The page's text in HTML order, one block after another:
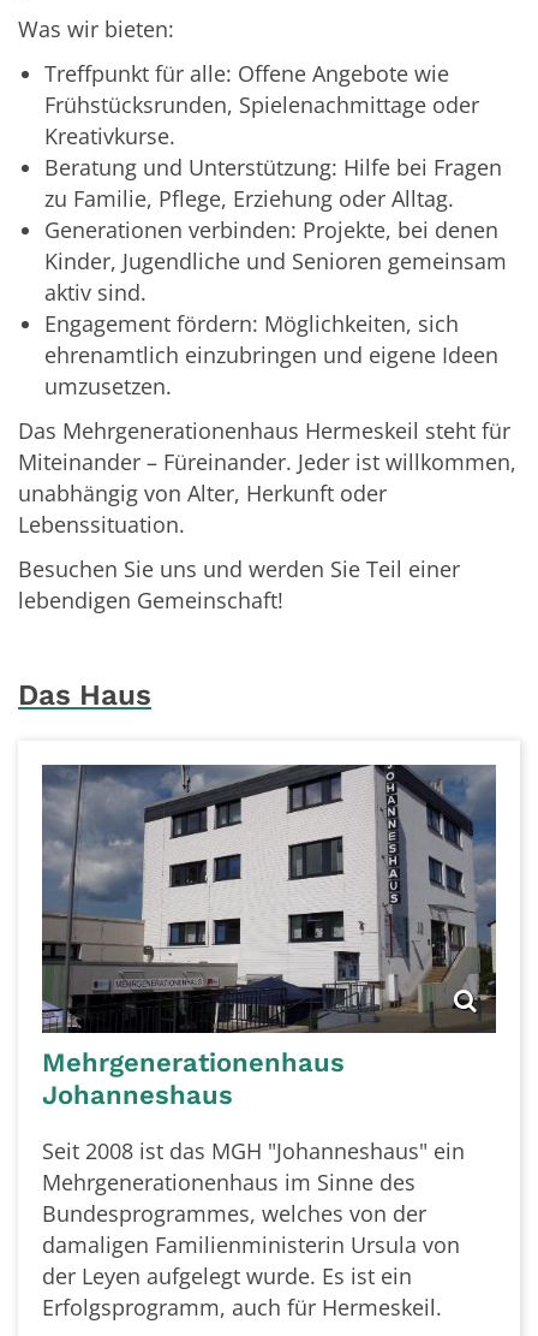
Was wir bieten:
Treffpunkt für alle: Offene Angebote wie
Frühstücksrunden, Spielenachmittage oder
Kreativkurse.
Beratung und Unterstützung: Hilfe bei Fragen
zu Familie, Pflege, Erziehung oder Alltag.
Generationen verbinden: Projekte, bei denen
Kinder, Jugendliche und Senioren gemeinsam
aktiv sind.
Engagement fördern: Möglichkeiten, sich
ehrenamtlich einzubringen und eigene Ideen
umzusetzen.
Das Mehrgenerationenhaus Hermeskeil steht für
Miteinander – Füreinander. Jeder ist willkommen,
unabhängig von Alter, Herkunft oder
Lebenssituation.
Besuchen Sie uns und werden Sie Teil einer
lebendigen Gemeinschaft!
Das Haus
Mehrgenerationenhaus
Johanneshaus
Seit 2008 ist das MGH "Johanneshaus" ein
Mehrgenerationenhaus im Sinne des
Bundesprogrammes, welches von der
damaligen Familienministerin Ursula von
der Leyen aufgelegt wurde. Es ist ein
Erfolgsprogramm, auch für Hermeskeil.